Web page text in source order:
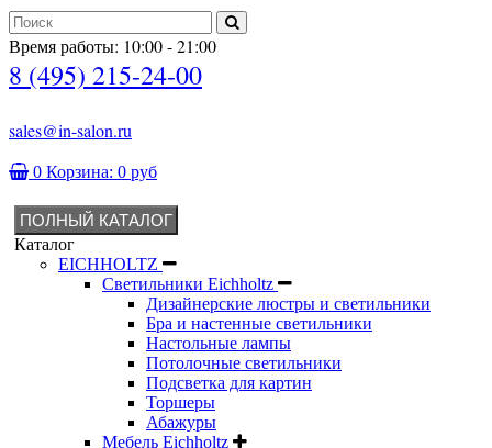
Время работы: 10:00 - 21:00
8 (495) 215-24-00
sales@in-salon.ru
0 Корзина: 0 руб
ПОЛНЫЙ КАТАЛОГ
Каталог
EICHHOLTZ
Светильники Eichholtz
Дизайнерские люстры и светильники
Бра и настенные светильники
Настольные лампы
Потолочные светильники
Подсветка для картин
Торшеры
Абажуры
Мебель Eichholtz